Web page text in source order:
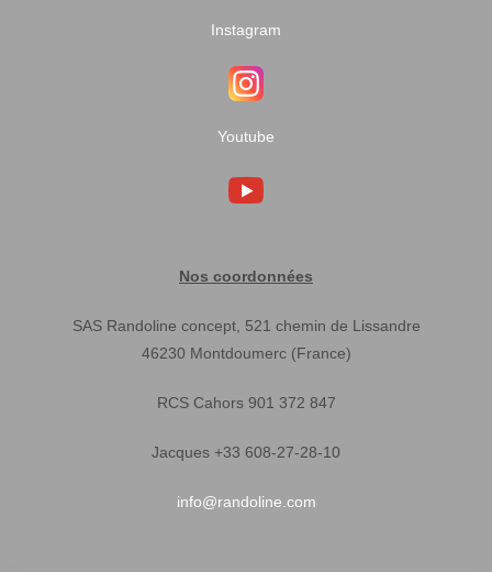
Instagram
Youtube
Nos coordonnées
SAS Randoline concept, 521 chemin de Lissandre
46230 Montdoumerc (France)
RCS Cahors 901 372 847
Jacques +33 608-27-28-10
info@randoline.com